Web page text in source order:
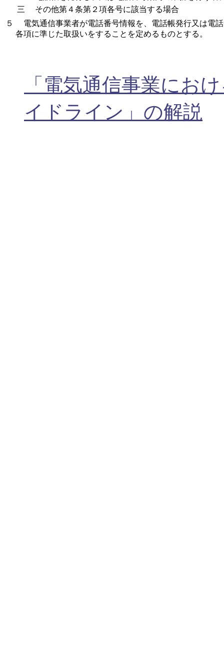
三
その他第４条第２項各号に該当する場合
５
電気通信事業者が電話番号情報を、電話帳発行又は電
各項に準じた取扱いをすることを定めるものとする。
「電気通信事業にお
イドライン」の解説